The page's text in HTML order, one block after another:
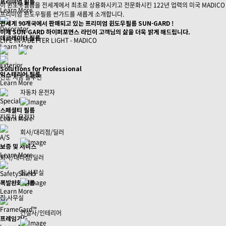
Learn More
Decorator
데코레이터 필름
Learn More
Exterior
익스테리어 필름
Learn More
Specialty
스페셜티 필름
Learn More
A/S
보증 및 서비스
Learn More
SafetyShield
폭발완화 필름
Learn More
FrameGard™
프레임가드
이 윈도우필름을 전세계에서 최초로 상용화시키고 전문화시킨 122년 업력의 미국
프리미엄 윈도우필름 썬가드를 새롭게 소개합니다.
전세계 90개국에서 판매되고 있는 프리미엄 윈도우필름 SUN-GARD !
이제 SUN-GARD 하이퍼포먼스 라인이 고객님의 삶을 더욱 밝게 해드립니다.
LIFE IN A BETTER LIGHT - MADICO
Solutions for Professional
전문 시공 솔루션
자동차 운전자
자동차 운전자
회사/대리점/딜러
회사/대리점/딜러
집,사무실
집,사무실
건설사/인테리어